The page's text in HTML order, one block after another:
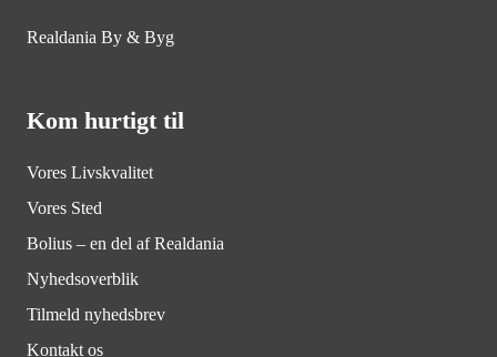
Realdania By & Byg
Kom hurtigt til
Vores Livskvalitet
Vores Sted
Bolius – en del af Realdania
Nyhedsoverblik
Tilmeld nyhedsbrev
Kontakt os